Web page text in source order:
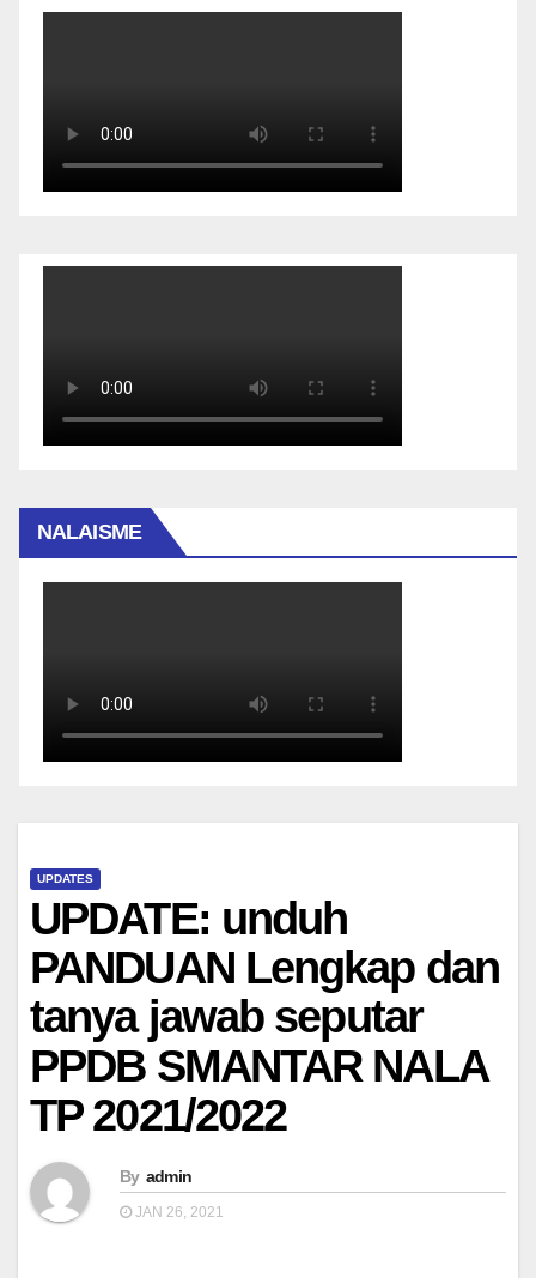
NALAISME
UPDATES
UPDATE: unduh
PANDUAN Lengkap dan
tanya jawab seputar
PPDB SMANTAR NALA
TP 2021/2022
By admin
JAN 26, 2021